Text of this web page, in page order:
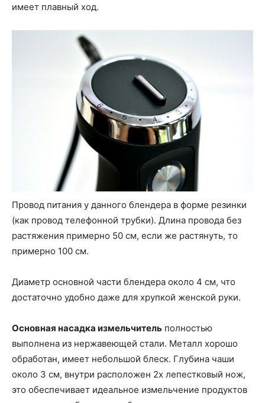
имеет плавный ход.
Провод питания у данного блендера в форме резинки
(как провод телефонной трубки). Длина провода без
растяжения примерно 50 см, если же растянуть, то
примерно 100 см.
Диаметр основной части блендера около 4 см, что
достаточно удобно даже для хрупкой женской руки.
Основная насадка измельчитель полностью
выполнена из нержавеющей стали. Металл хорошо
обработан, имеет небольшой блеск. Глубина чаши
около 3 см, внутри расположен 2х лепестковый нож,
это обеспечивает идеальное измельчение продуктов